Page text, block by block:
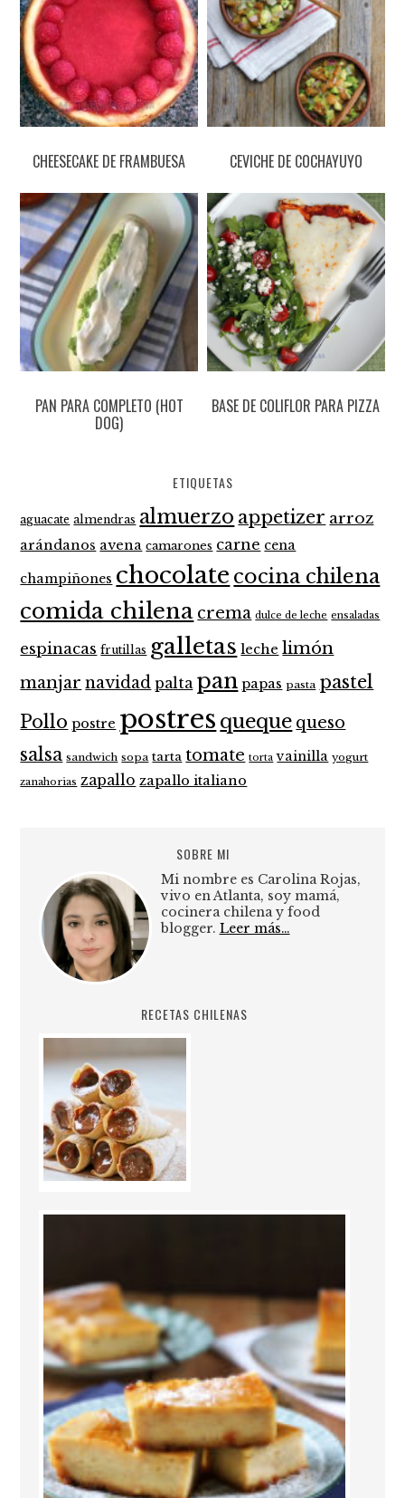
CHEESECAKE DE FRAMBUESA CEVICHE DE COCHAYUYO
PAN PARA COMPLETO (HOT
DOG)
BASE DE COLIFLOR PARA PIZZA
ETIQUETAS
aguacate almendras almuerzo appetizer arroz
arándanos avena camarones carne cena
champiñones chocolate cocina chilena
comida chilena crema dulce de leche ensaladas
espinacas frutillas galletas leche limón
manjar navidad palta pan papas pasta pastel
Pollo postre postres queque queso
salsa sandwich sopa tarta tomate torta vainilla yogurt
zanahorias zapallo zapallo italiano
SOBRE MI
Mi nombre es Carolina Rojas,
vivo en Atlanta, soy mamá,
cocinera chilena y food
blogger. Leer más…
RECETAS CHILENAS